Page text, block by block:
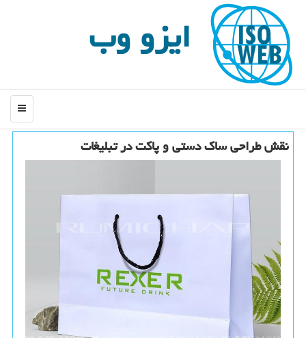
ایزو وب
منو
نقش طراحی ساك دستی و پاكت در تبلیغات